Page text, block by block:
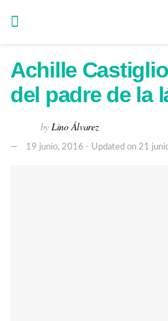
Achille
del padre de la
by Lino Álvarez
19 junio, 2016 - Updated on 21